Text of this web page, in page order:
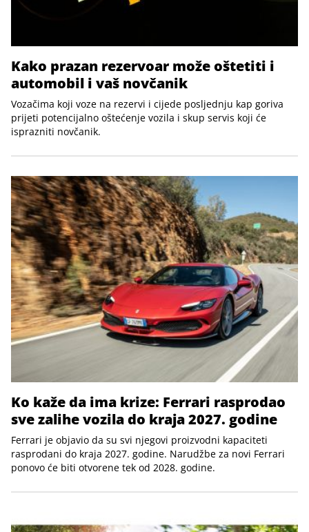
Kako prazan rezervoar može oštetiti i
automobil i vaš novčanik
Vozačima koji voze na rezervi i cijede posljednju kap goriva
prijeti potencijalno oštećenje vozila i skup servis koji će
isprazniti novčanik.
Ko kaže da ima krize: Ferrari rasprodao
sve zalihe vozila do kraja 2027. godine
Ferrari je objavio da su svi njegovi proizvodni kapaciteti
rasprodani do kraja 2027. godine. Narudžbe za novi Ferrari
ponovo će biti otvorene tek od 2028. godine.